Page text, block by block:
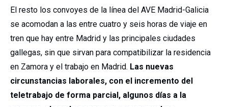
El resto los convoyes de la línea del AVE Madrid-Galicia
se acomodan a las entre cuatro y seis horas de viaje en
tren que hay entre Madrid y las principales ciudades
gallegas, sin que sirvan para compatibilizar la residencia
en Zamora y el trabajo en Madrid. Las nuevas
circunstancias laborales, con el incremento del
teletrabajo de forma parcial, algunos días a la